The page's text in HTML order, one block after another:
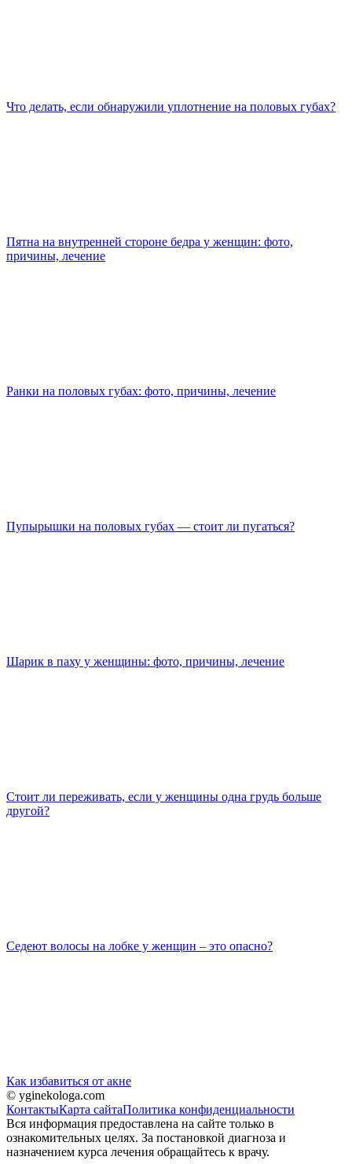
Что делать, если обнаружили уплотнение на половых губах?
Пятна на внутренней стороне бедра у женщин: фото,
причины, лечение
Ранки на половых губах: фото, причины, лечение
Пупырышки на половых губах — стоит ли пугаться?
Шарик в паху у женщины: фото, причины, лечение
Стоит ли переживать, если у женщины одна грудь больше
другой?
Седеют волосы на лобке у женщин – это опасно?
Как избавиться от акне
© yginekologa.com
КонтактыКарта сайтаПолитика конфиденциальности
Вся информация предоставлена на сайте только в
ознакомительных целях. За постановкой диагноза и
назначением курса лечения обращайтесь к врачу.